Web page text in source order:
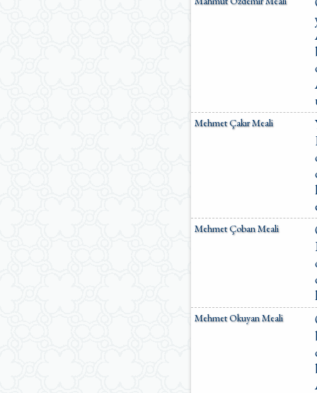
Mehmet Çakır Meali
Mehmet Çoban Meali
Mehmet Okuyan Meali